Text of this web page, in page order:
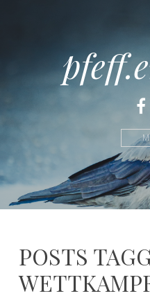
POSTS